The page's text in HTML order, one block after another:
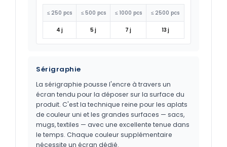
≤ 250 pcs ≤ 500 pcs ≤ 1000 pcs ≤ 2500 pcs
4 j 5 j 7 j 13 j
Sérigraphie
La sérigraphie pousse l'encre à travers un
écran tendu pour la déposer sur la surface du
produit. C'est la technique reine pour les aplats
de couleur uni et les grandes surfaces — sacs,
mugs, textiles — avec une excellente tenue dans
le temps. Chaque couleur supplémentaire
nécessite un écran dédié.